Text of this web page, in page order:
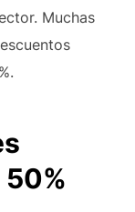
Muchas